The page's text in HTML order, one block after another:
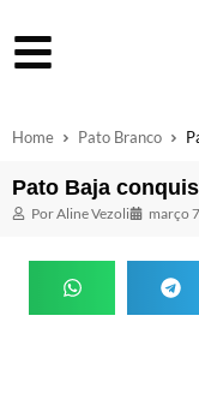
Home Pato Branco
Pato Baja
PorAline Vezoli março